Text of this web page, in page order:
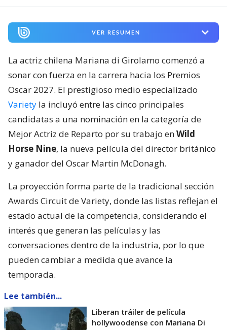
VER RESUMEN
La actriz chilena Mariana di Girolamo comenzó a
sonar con fuerza en la carrera hacia los Premios
Oscar 2027. El prestigioso medio especializado
Variety la incluyó entre las cinco principales
candidatas a una nominación en la categoría de
Mejor Actriz de Reparto por su trabajo enWild
Horse Nine, la nueva película del director británico
y ganador del Oscar Martin McDonagh.
La proyección forma parte de la tradicional sección
Awards Circuit de Variety, donde las listas reflejan el
estado actual de la competencia, considerando el
interés que generan las películas y las
conversaciones dentro de la industria, por lo que
pueden cambiar a medida que avance la
temporada.
Lee también...
Liberan tráiler de película
hollywoodense con Mariana Di